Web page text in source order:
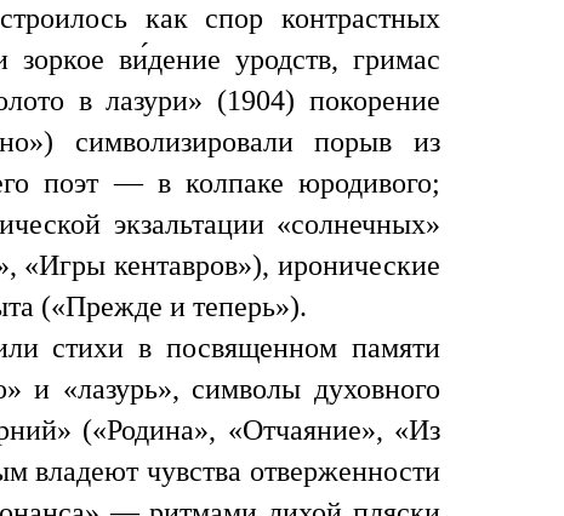
как спор контрастных
ви́дение уродств, гримас
в лазури» (1904) покорение
символизировали порыв из
поэт — в колпаке юродивого;
экзальтации «солнечных»
«Игры кентавров»), иронические
(«Прежде и теперь»).
стихи в посвященном памяти
и «лазурь», символы духовного
(«Родина», «Отчаяние», «Из
владеют чувства отверженности